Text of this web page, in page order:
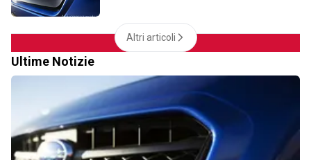
Altri articoli
Ultime Notizie